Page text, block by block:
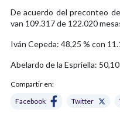
De acuerdo del preconteo
van 109.317 de 122.020
Iván Cepeda: 48,25 % con
Abelardo de la Espriella:
Compartir en:
Facebook
Twitter